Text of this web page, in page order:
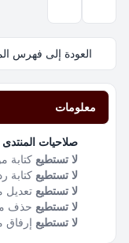
العودة إلى فهرس
معلومات
صلاحيات المنتدى
لا تستطيع كتابة
لا تستطيع كتابة
لا تستطيع تعديل
لا تستطيع حذف
لا تستطيع إرفاق